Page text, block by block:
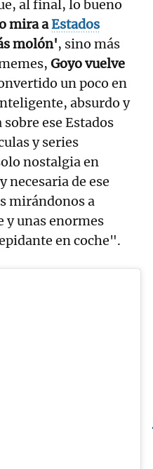
al final, lo bueno
mira aEstados
molón', sino más
Goyo vuelve
un poco en
absurdo y
ese Estados
y series
nostalgia en
necesaria de ese
mirándonos a
y unas enormes
en coche".